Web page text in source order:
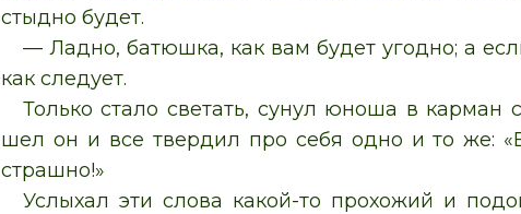
стыдно будет.
— Ладно, батюшка, как вам будет угодно; а
как следует.
Только стало светать, сунул юноша в
шел он и все твердил про себя одно и то же:
страшно!»
Услыхал эти слова какой-то прохожий и